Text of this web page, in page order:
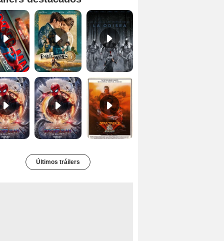
Spider-Man: Brand New Day Tráiler (3) Enola Holmes 3 Tráiler VOSE
Spider-Man: No Way Home Teaser Tráiler 'Spider-Man: No Way Home' Star Trek II: la ira de Khan Tráiler VO
Últimos tráilers